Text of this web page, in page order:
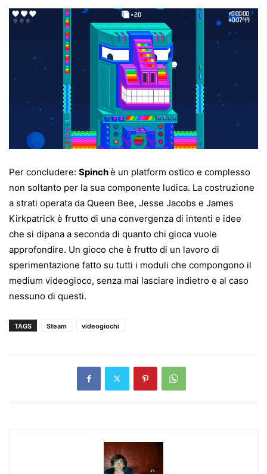
Per concludere: Spinchè un platform ostico e complesso
non soltanto per la sua componente ludica. La costruzione
a strati operata da Queen Bee, Jesse Jacobs e James
Kirkpatrick è frutto di una convergenza di intenti e idee
che si dipana a seconda di quanto chi gioca vuole
approfondire. Un gioco che è frutto di un lavoro di
sperimentazione fatto su tutti i moduli che compongono il
medium videogioco, senza mai lasciare indietro e al caso
nessuno di questi.
TAGS Steam videogiochi